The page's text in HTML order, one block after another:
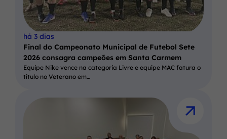
há 3 dias
Final do Campeonato Municipal de Futebol Sete
2026 consagra campeões em Santa Carmem
Equipe Nike vence na categoria Livre e equipe MAC fatura o
título no Veterano em…